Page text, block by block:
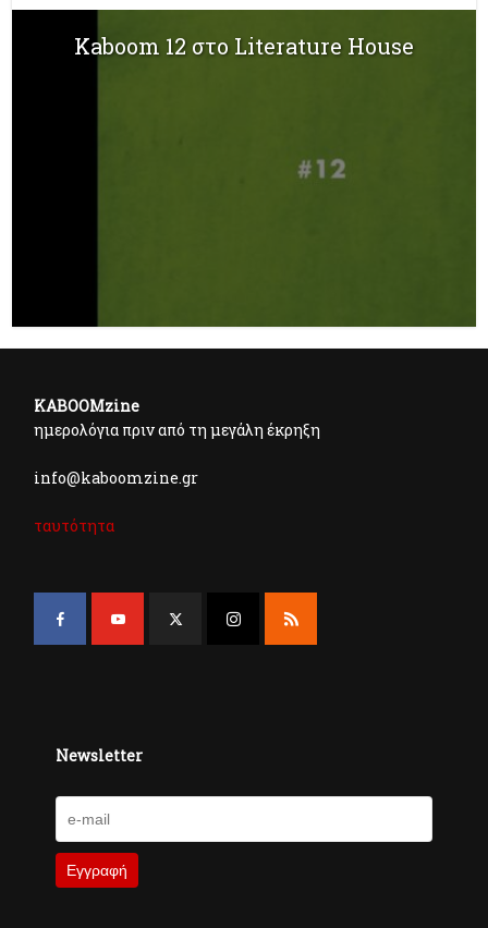
Kaboom 12 στο Literature House
KABOOMzine
ημερολόγια πριν από τη μεγάλη έκρηξη
info@kaboomzine.gr
ταυτότητα
Newsletter